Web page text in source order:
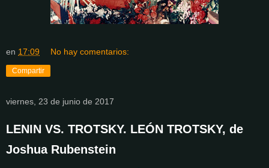
en 17:09 No hay comentarios:
Compartir
viernes, 23 de junio de 2017
LENIN VS. TROTSKY. LEÓN TROTSKY, de
Joshua Rubenstein